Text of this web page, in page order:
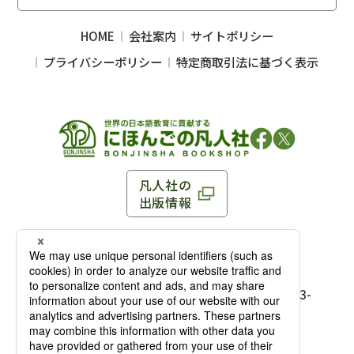
凡人社の
出版情報
〒102-0093 東京都千代田区平河町 1-3-13 8F
TEL：03-3263-3959／FAX：03-3263-3116
麹町店
〒102-0093 東京都千代田区平河町1-3-
13 8F［アクセス］
TEL：03-3239-8673／FAX：03-3263-
3116
HOME 会社案内
サイトポリシー
プライバシーポリシー
特定商取引法に基づく表示